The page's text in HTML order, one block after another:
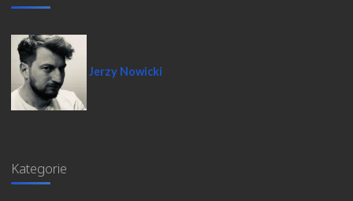
Jerzy Nowicki
Kategorie